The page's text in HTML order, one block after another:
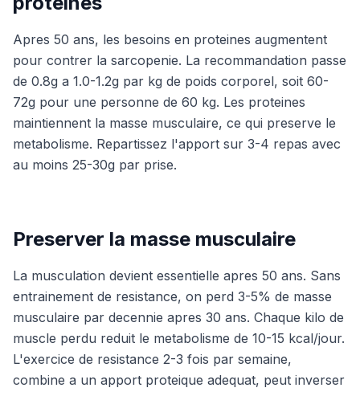
Apres 50 ans, les besoins en proteines augmentent
pour contrer la sarcopenie. La recommandation passe
de 0.8g a 1.0-1.2g par kg de poids corporel, soit 60-
72g pour une personne de 60 kg. Les proteines
maintiennent la masse musculaire, ce qui preserve le
metabolisme. Repartissez l'apport sur 3-4 repas avec
au moins 25-30g par prise.
Preserver la masse musculaire
La musculation devient essentielle apres 50 ans. Sans
entrainement de resistance, on perd 3-5% de masse
musculaire par decennie apres 30 ans. Chaque kilo de
muscle perdu reduit le metabolisme de 10-15 kcal/jour.
L'exercice de resistance 2-3 fois par semaine,
combine a un apport proteique adequat, peut inverser